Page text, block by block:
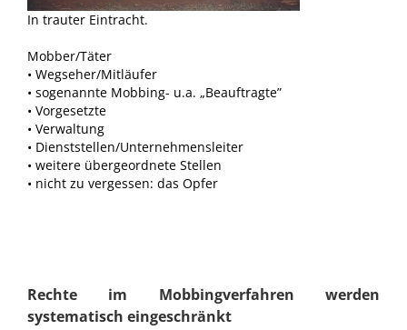
In trauter Eintracht.
Mobber/Täter
• Wegseher/Mitläufer
• sogenannte Mobbing- u.a. „Beauftragte”
• Vorgesetzte
• Verwaltung
• Dienststellen/Unternehmensleiter
• weitere übergeordnete Stellen
• nicht zu vergessen: das Opfer
Rechte im Mobbingverfahren werden
systematisch eingeschränkt